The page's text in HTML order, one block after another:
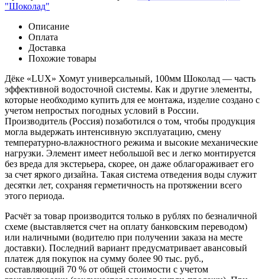
"Шоколад"
Описание
Оплата
Доставка
Похожие товары
Дёке «LUX» Хомут универсальный, 100мм Шоколад — часть
эффективной водосточной системы. Как и другие элементы,
которые необходимо купить для ее монтажа, изделие создано с
учетом непростых погодных условий в России.
Производитель (Россия) позаботился о том, чтобы продукция
могла выдержать интенсивную эксплуатацию, смену
температурно-влажностного режима и высокие механические
нагрузки. Элемент имеет небольшой вес и легко монтируется
без вреда для экстерьера, скорее, он даже облагораживает его
за счет яркого дизайна. Такая система отведения воды служит
десятки лет, сохраняя герметичность на протяжении всего
этого периода.
Расчёт за товар производится только в рублях по безналичной
схеме (выставляется счет на оплату банковским переводом)
или наличными (водителю при получении заказа на месте
доставки). Последний вариант предусматривает авансовый
платеж для покупок на сумму более 90 тыс. руб.,
составляющий 70 % от общей стоимости с учетом